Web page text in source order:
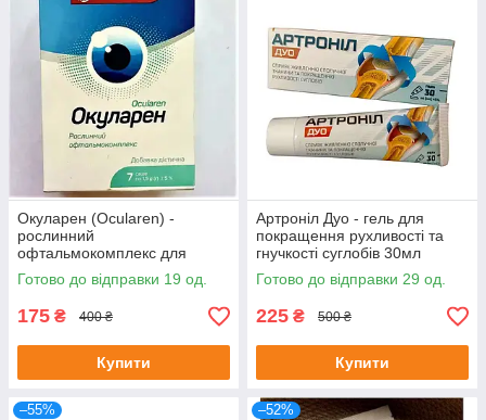
Окуларен (Ocularen) -
рослинний
офтальмокомплекс для
покращення зору, 7 саше
Готово до відправки 19 од.
175 ₴ 400 ₴
Купити
Артроніл Дуо - гель для
покращення рухливості та
гнучкості суглобів 30мл
Готово до відправки 29 од.
225 ₴ 500 ₴
Купити
–55% –52%